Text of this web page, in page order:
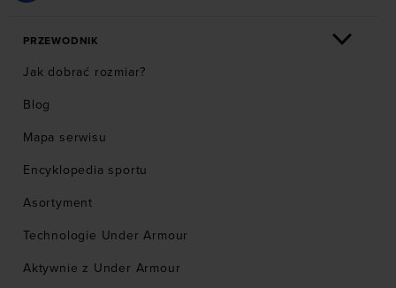
PRZEWODNIK
Jak dobrać rozmiar?
Blog
Mapa serwisu
Encyklopedia sportu
Asortyment
Technologie Under Armour
Aktywnie z Under Armour